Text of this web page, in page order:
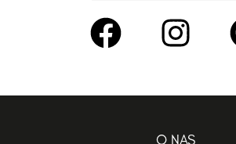
O NAS